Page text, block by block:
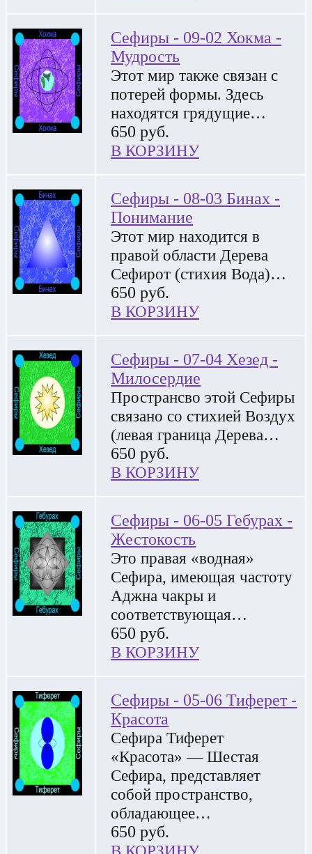
Сефиры - 09-02 Хокма -
Мудрость
Этот мир также связан с
потерей формы. Здесь
находятся грядущие…
650 руб.
В КОРЗИНУ
Сефиры - 08-03 Бинах -
Понимание
Этот мир находится в
правой области Дерева
Сефирот (стихия Вода)…
650 руб.
В КОРЗИНУ
Сефиры - 07-04 Хезед -
Милосердие
Пространсво этой Сефиры
связано со стихией Воздух
(левая граница Дерева…
650 руб.
В КОРЗИНУ
Сефиры - 06-05 Гебурах -
Жестокость
Это правая «водная»
Сефира, имеющая частоту
Аджна чакры и
соответствующая…
650 руб.
В КОРЗИНУ
Сефиры - 05-06 Тиферет -
Красота
Сефира Тиферет
«Красота» — Шестая
Сефира, представляет
собой пространство,
обладающее…
650 руб.